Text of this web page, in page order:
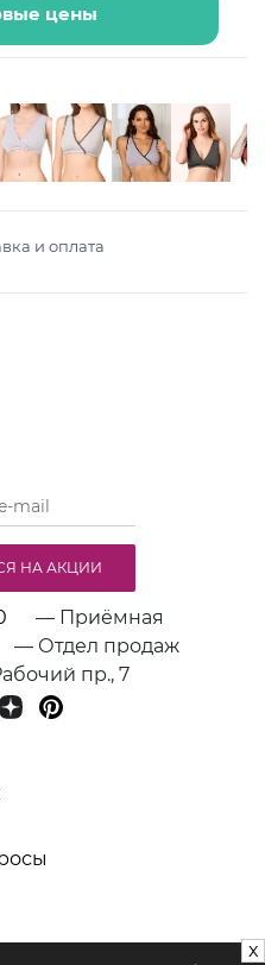
цены
и оплата
— Приёмная
— Отдел продаж
пр., 7
НА АКЦИИ
x